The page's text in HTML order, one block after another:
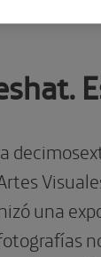
una
fotografías